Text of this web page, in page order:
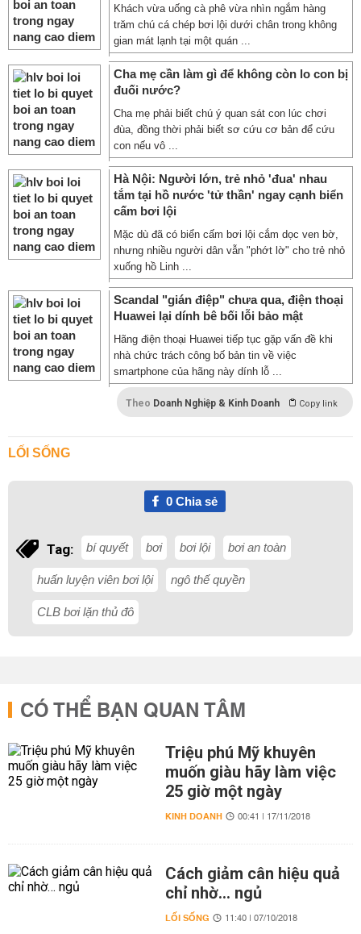
Khách vừa uống cà phê vừa nhìn ngắm hàng
trăm chú cá chép bơi lội dưới chân trong không
gian mát lạnh tại một quán ...
Cha mẹ cần làm gì để không còn lo con bị
đuối nước?
Cha mẹ phải biết chú ý quan sát con lúc chơi
đùa, đồng thời phải biết sơ cứu cơ bản để cứu
con nếu vô ...
Hà Nội: Người lớn, trẻ nhỏ 'đua' nhau
tắm tại hồ nước 'tử thần' ngay cạnh biển
cấm bơi lội
Mặc dù đã có biển cấm bơi lội cắm dọc ven bờ,
nhưng nhiều người dân vẫn "phớt lờ" cho trẻ nhỏ
xuống hồ Linh ...
Scandal "gián điệp" chưa qua, điện thoại
Huawei lại dính bê bối lỗi bảo mật
Hãng điện thoại Huawei tiếp tục gặp vấn đề khi
nhà chức trách công bố bản tin về việc
smartphone của hãng này dính lỗ ...
Theo Doanh Nghiệp & Kinh Doanh Copy link
LỐI SỐNG
0Chia sẻ
Tag: bí quyết bơi bơi lội bơi an toàn
huấn luyện viên bơi lội ngô thế quyền
CLB bơi lặn thủ đô
CÓ THỂ BẠN QUAN TÂM
Triệu phú Mỹ khuyên
muốn giàu hãy làm việc
25 giờ một ngày
KINH DOANH 00:41 | 17/11/2018
Cách giảm cân hiệu quả
chỉ nhờ… ngủ
LỐI SỐNG 11:40 | 07/10/2018